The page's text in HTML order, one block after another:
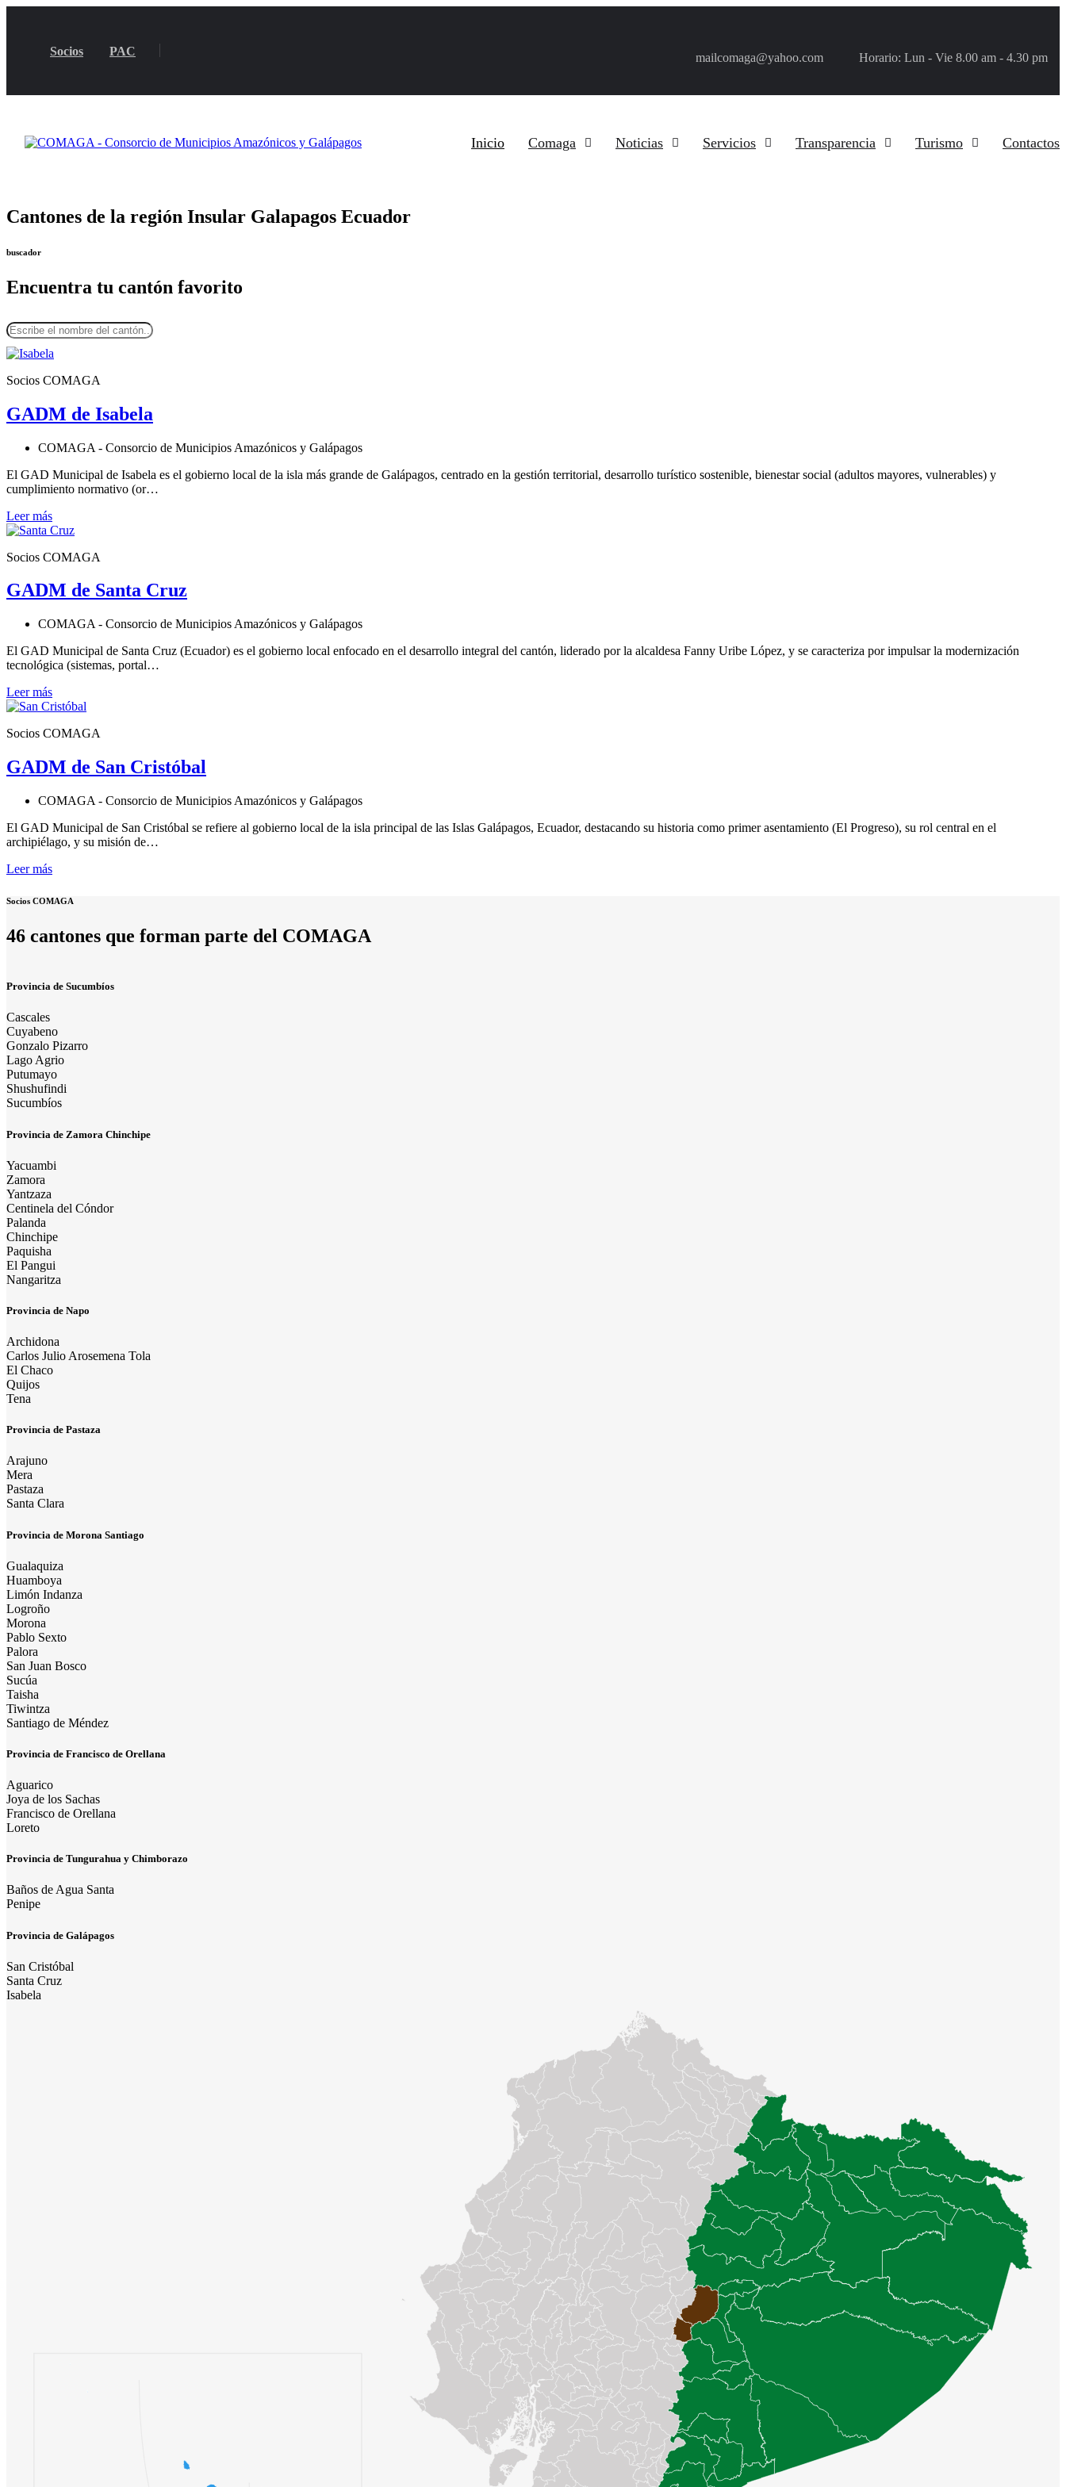
Socios PAC mailcomaga@yahoo.com Horario: Lun - Vie 8.00 am - 4.30 pm
Inicio Comaga Noticias Servicios Transparencia Turismo Contactos
Cantones de la región Insular Galapagos Ecuador
buscador
Encuentra tu cantón favorito
Socios COMAGA
GADM de Isabela
COMAGA - Consorcio de Municipios Amazónicos y Galápagos
El GAD Municipal de Isabela es el gobierno local de la isla más grande de Galápagos, centrado en la gestión territorial, desarrollo turístico sostenible, bienestar social (adultos mayores, vulnerables) y
cumplimiento normativo (or…
Leer más
Socios COMAGA
GADM de Santa Cruz
COMAGA - Consorcio de Municipios Amazónicos y Galápagos
El GAD Municipal de Santa Cruz (Ecuador) es el gobierno local enfocado en el desarrollo integral del cantón, liderado por la alcaldesa Fanny Uribe López, y se caracteriza por impulsar la modernización
tecnológica (sistemas, portal…
Leer más
Socios COMAGA
GADM de San Cristóbal
COMAGA - Consorcio de Municipios Amazónicos y Galápagos
El GAD Municipal de San Cristóbal se refiere al gobierno local de la isla principal de las Islas Galápagos, Ecuador, destacando su historia como primer asentamiento (El Progreso), su rol central en el
archipiélago, y su misión de…
Leer más
Socios COMAGA
46 cantones que forman parte del COMAGA
Provincia de Sucumbíos
Cascales
Cuyabeno
Gonzalo Pizarro
Lago Agrio
Putumayo
Shushufindi
Sucumbíos
Provincia de Zamora Chinchipe
Yacuambi
Zamora
Yantzaza
Centinela del Cóndor
Palanda
Chinchipe
Paquisha
El Pangui
Nangaritza
Provincia de Napo
Archidona
Carlos Julio Arosemena Tola
El Chaco
Quijos
Tena
Provincia de Pastaza
Arajuno
Mera
Pastaza
Santa Clara
Provincia de Morona Santiago
Gualaquiza
Huamboya
Limón Indanza
Logroño
Morona
Pablo Sexto
Palora
San Juan Bosco
Sucúa
Taisha
Tiwintza
Santiago de Méndez
Provincia de Francisco de Orellana
Aguarico
Joya de los Sachas
Francisco de Orellana
Loreto
Provincia de Tungurahua y Chimborazo
Baños de Agua Santa
Penipe
Provincia de Galápagos
San Cristóbal
Santa Cruz
Isabela